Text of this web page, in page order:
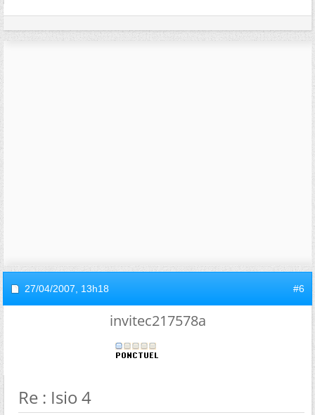
27/04/2007, 13h18 #6
invitec217578a
Re : Isio 4